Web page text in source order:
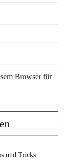
Browser für
und Tricks